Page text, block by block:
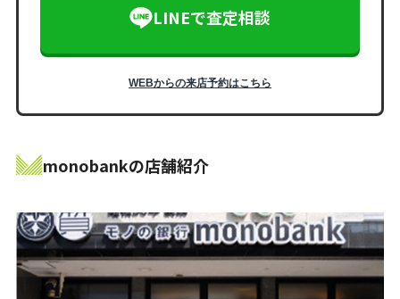
LINEで査定相談
WEBからの来店予約はこちら
monobankの店舗紹介